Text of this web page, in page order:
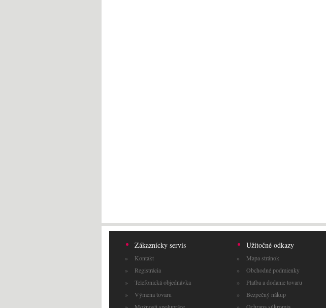
Zákaznícky servis
Kontakt
Registrácia
Telefonická objednávka
Výmena tovaru
Možnosti spolupráce
Užitočné odkazy
Mapa stránok
Obchodné podmienky
Platba a dodanie tovaru
Bezpečný nákup
Ochrana súkromia